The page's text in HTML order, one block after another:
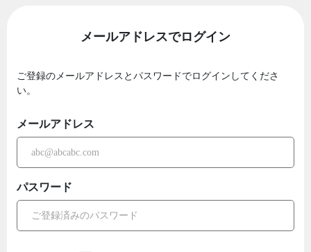
メールアドレスでログイン
ご登録のメールアドレスとパスワードでログインしてくださ
い。
メールアドレス
パスワード